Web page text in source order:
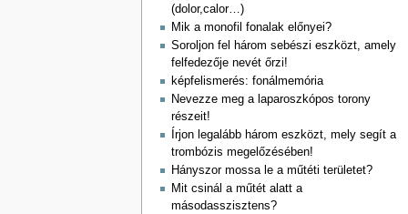
(dolor,calor…)
Mik a monofil fonalak előnyei?
Soroljon fel három sebészi eszközt, amely
felfedezője nevét őrzi!
képfelismerés: fonálmemória
Nevezze meg a laparoszkópos torony
részeit!
Írjon legalább három eszközt, mely segít a
trombózis megelőzésében!
Hányszor mossa le a műtéti területet?
Mit csinál a műtét alatt a
másodasszisztens?